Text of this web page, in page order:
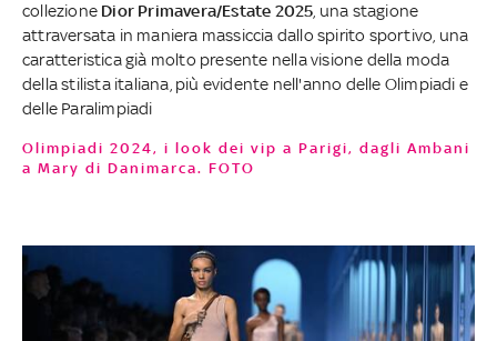
collezione Dior Primavera/Estate 2025 , una stagione
attraversata in maniera massiccia dallo spirito sportivo, una
caratteristica già molto presente nella visione della moda
della stilista italiana, più evidente nell'anno delle Olimpiadi e
delle Paralimpiadi
Olimpiadi 2024, i look dei vip a Parigi, dagli Ambani
a Mary di Danimarca. FOTO